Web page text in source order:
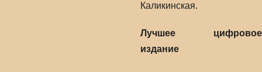
Каликинская.
Лучшее цифровое
издание